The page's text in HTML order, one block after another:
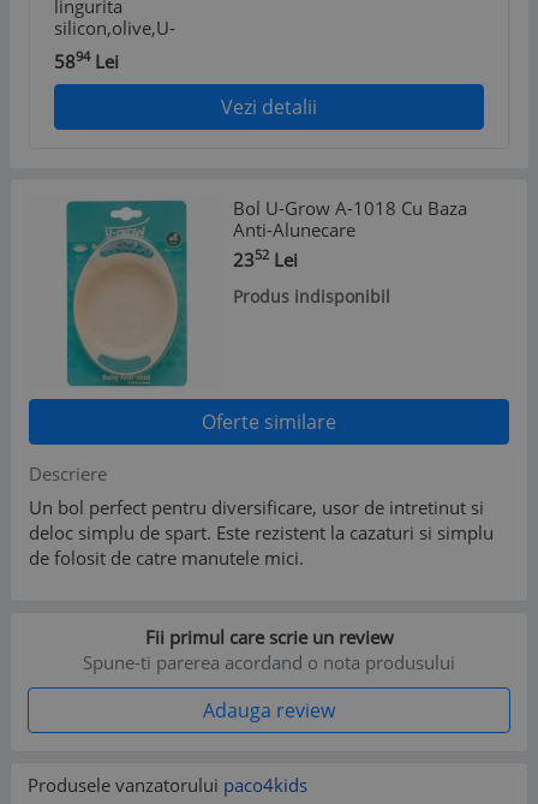
lingurita
silicon,olive,U-
Grow
5894Lei
Vezi detalii
Bol U-Grow A-1018 Cu Baza
Anti-Alunecare
2352 Lei
Produs indisponibil
Oferte similare
Descriere
Un bol perfect pentru diversificare, usor de intretinut si
deloc simplu de spart. Este rezistent la cazaturi si simplu
de folosit de catre manutele mici.
Fii primul care scrie un review
Spune-ti parerea acordand o nota produsului
Adauga review
Produsele vanzatorului paco4kids